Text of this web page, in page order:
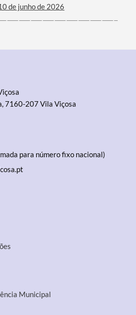
de junho de 2026
7160-207 Vila Viçosa
para número fixo nacional)
Municipal